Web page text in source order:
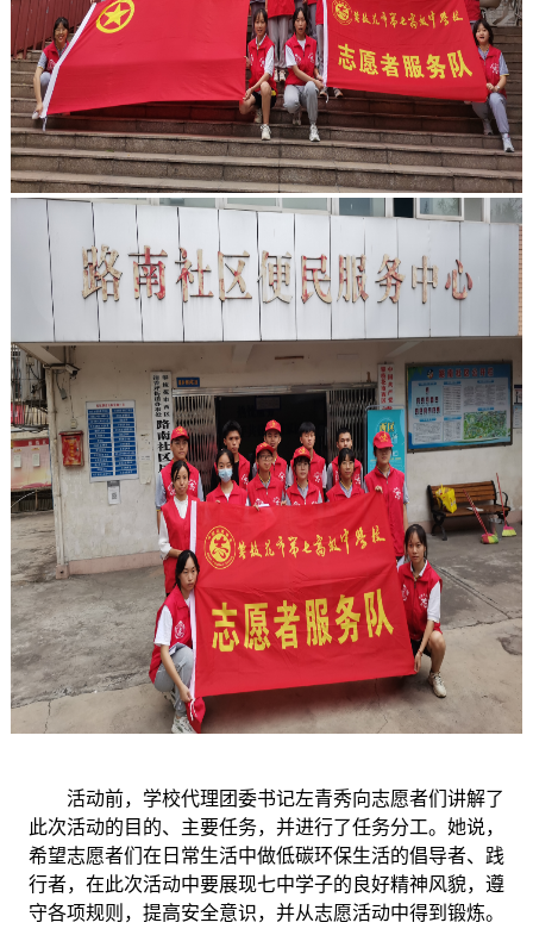
活动前，学校代理团委书记左青秀向志愿者们讲解了
此次活动的目的、主要任务，并进行了任务分工。她说，
希望志愿者们在日常生活中做低碳环保生活的倡导者、践
行者，在此次活动中要展现七中学子的良好精神风貌，遵
守各项规则，提高安全意识，并从志愿活动中得到锻炼。